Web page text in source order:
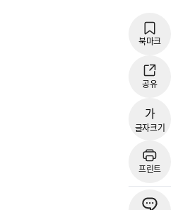
북마크
공유
가
글자크기
프린트